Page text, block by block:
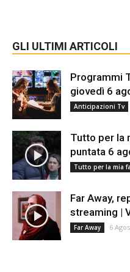
GLI ULTIMI ARTICOLI
Programmi
giovedì 6
Anticipazioni Tv
Tutto per la
puntata 6
Tutto per la mia
Far Away,
streaming |
Far Away 6